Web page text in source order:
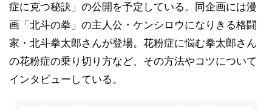
症に克つ秘訣」の公開を予定している。同企画には漫
画「北斗の拳」の主人公・ケンシロウになりきる格闘
家・北斗拳太郎さんが登場。花粉症に悩む拳太郎さん
の花粉症の乗り切り方など、その方法やコツについて
インタビューしている。